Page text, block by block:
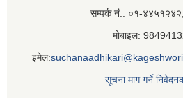
सम्पर्क नं.: ०१-
मोबाइल:
इमेल:
सूचना माग गर्ने